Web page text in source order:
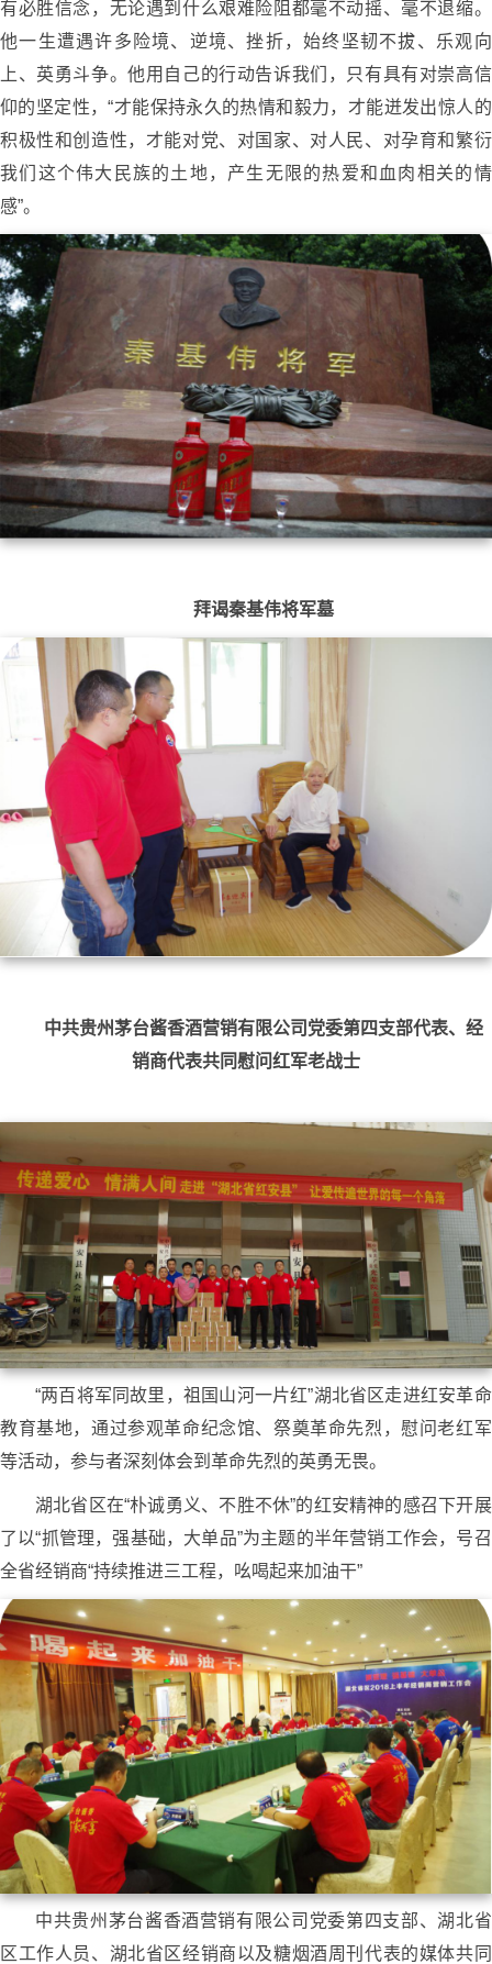
有必胜信念，无论遇到什么艰难险阻都毫不动摇、毫不退缩。
他一生遭遇许多险境、逆境、挫折，始终坚韧不拔、乐观向
上、英勇斗争。他用自己的行动告诉我们，只有具有对崇高信
仰的坚定性，“才能保持永久的热情和毅力，才能迸发出惊人的
积极性和创造性，才能对党、对国家、对人民、对孕育和繁衍
我们这个伟大民族的土地，产生无限的热爱和血肉相关的情
感”。
拜谒秦基伟将军墓
中共贵州茅台酱香酒营销有限公司党委第四支部代表、经
销商代表共同慰问红军老战士
“两百将军同故里，祖国山河一片红”湖北省区走进红安革命
教育基地，通过参观革命纪念馆、祭奠革命先烈，慰问老红军
等活动，参与者深刻体会到革命先烈的英勇无畏。
湖北省区在“朴诚勇义、不胜不休”的红安精神的感召下开展
了以“抓管理，强基础，大单品”为主题的半年营销工作会，号召
全省经销商“持续推进三工程，吆喝起来加油干”
中共贵州茅台酱香酒营销有限公司党委第四支部、湖北省
区工作人员、湖北省区经销商以及糖烟酒周刊代表的媒体共同